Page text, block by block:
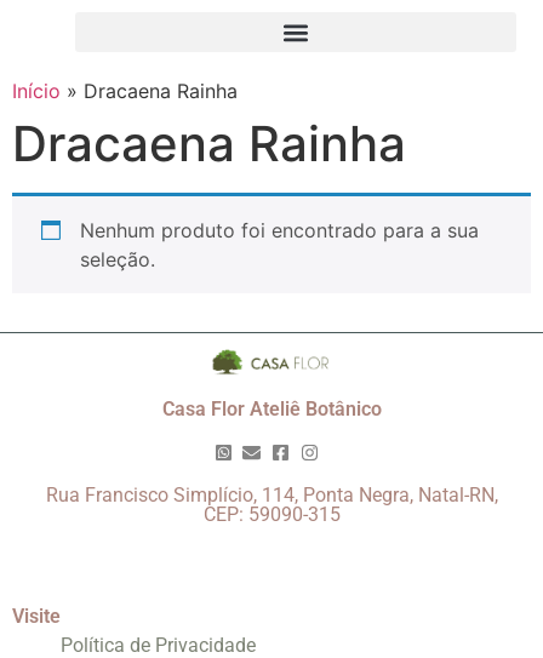
Início » Dracaena Rainha
Dracaena Rainha
Nenhum produto foi encontrado para a sua
seleção.
Casa Flor Ateliê Botânico
Rua Francisco Simplício, 114, Ponta Negra, Natal-RN,
CEP: 59090-315
Visite
Política de Privacidade